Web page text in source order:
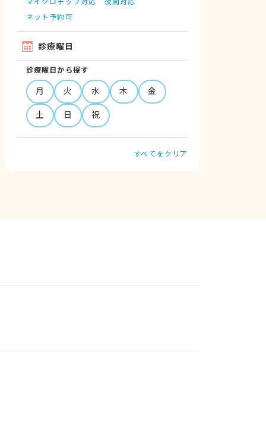
ネット予約可
診療曜日
診療曜日から探す
月 火 水 木
金
土
日 祝
すべてをクリア